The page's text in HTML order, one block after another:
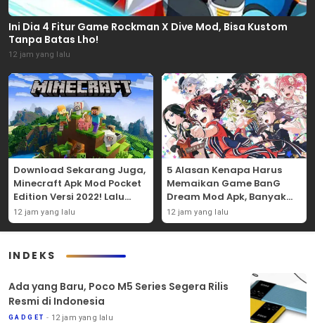
Ini Dia 4 Fitur Game Rockman X Dive Mod, Bisa Kustom
Tanpa Batas Lho!
12 jam yang lalu
Download Sekarang Juga,
Minecraft Apk Mod Pocket
Edition Versi 2022! Lalu
Nikmati 5 Fitur
Menariknya!
12 jam yang lalu
5 Alasan Kenapa Harus
Memaikan Game BanG
Dream Mod Apk, Banyak
Karakter Uniknya Lho!
12 jam yang lalu
INDEKS
Ada yang Baru, Poco M5 Series Segera Rilis
Resmi di Indonesia
GADGET 12 jam yang lalu